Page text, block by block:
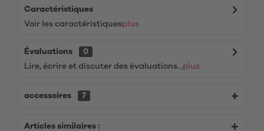
Caractéristiques
Voir les caractéristiquesplus
Évaluations
0
Lire, écrire et discuter des évaluations...plus
accessoires 7
Articles similaires :